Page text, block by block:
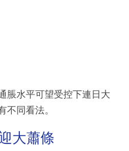
脹水平可望受控下連日大
不同看法。
大蕭條